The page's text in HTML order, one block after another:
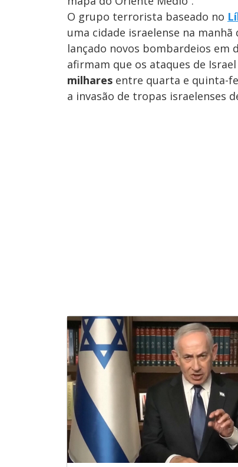
u
d
O grupo terrorista baseado no
uma cidade israelense na
lançado novos bombardeios
afirmam que os ataques de
milhares entre quarta e quinta-
a invasão de tropas israelenses